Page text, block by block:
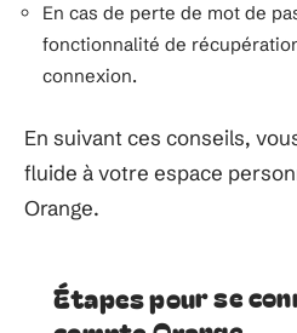
En cas de perte de mot de
fonctionnalité de
connexion.
En suivant ces conseils,
fluide à votre espace
Orange.
Étapes pour se